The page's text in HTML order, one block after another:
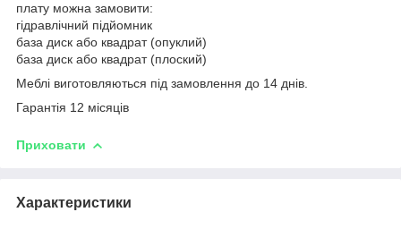
плату можна замовити:
гідравлічний підйомник
база диск або квадрат (опуклий)
база диск або квадрат (плоский)
Меблі виготовляються під замовлення до 14 днів.
Гарантія 12 місяців
Приховати
Характеристики